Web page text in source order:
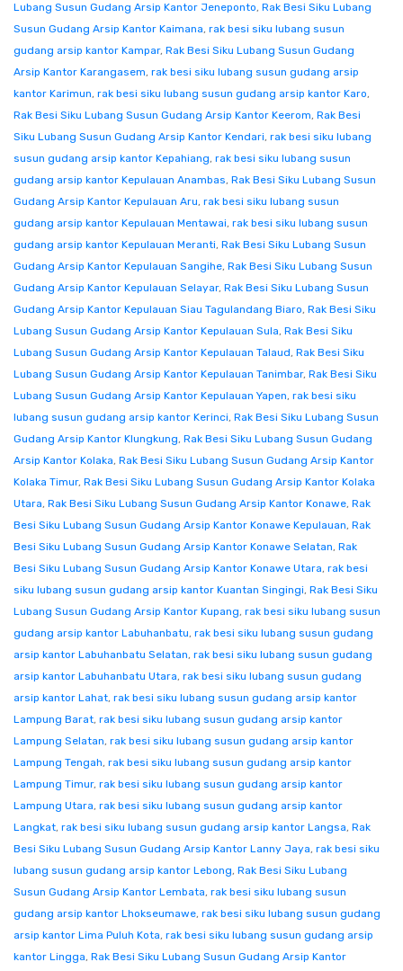
Lubang Susun Gudang Arsip Kantor Jeneponto, Rak Besi Siku Lubang
Susun Gudang Arsip Kantor Kaimana, rak besi siku lubang susun
gudang arsip kantor Kampar, Rak Besi Siku Lubang Susun Gudang
Arsip Kantor Karangasem, rak besi siku lubang susun gudang arsip
kantor Karimun, rak besi siku lubang susun gudang arsip kantor Karo,
Rak Besi Siku Lubang Susun Gudang Arsip Kantor Keerom, Rak Besi
Siku Lubang Susun Gudang Arsip Kantor Kendari, rak besi siku lubang
susun gudang arsip kantor Kepahiang, rak besi siku lubang susun
gudang arsip kantor Kepulauan Anambas, Rak Besi Siku Lubang Susun
Gudang Arsip Kantor Kepulauan Aru, rak besi siku lubang susun
gudang arsip kantor Kepulauan Mentawai, rak besi siku lubang susun
gudang arsip kantor Kepulauan Meranti, Rak Besi Siku Lubang Susun
Gudang Arsip Kantor Kepulauan Sangihe, Rak Besi Siku Lubang Susun
Gudang Arsip Kantor Kepulauan Selayar, Rak Besi Siku Lubang Susun
Gudang Arsip Kantor Kepulauan Siau Tagulandang Biaro, Rak Besi Siku
Lubang Susun Gudang Arsip Kantor Kepulauan Sula, Rak Besi Siku
Lubang Susun Gudang Arsip Kantor Kepulauan Talaud, Rak Besi Siku
Lubang Susun Gudang Arsip Kantor Kepulauan Tanimbar, Rak Besi Siku
Lubang Susun Gudang Arsip Kantor Kepulauan Yapen, rak besi siku
lubang susun gudang arsip kantor Kerinci, Rak Besi Siku Lubang Susun
Gudang Arsip Kantor Klungkung, Rak Besi Siku Lubang Susun Gudang
Arsip Kantor Kolaka, Rak Besi Siku Lubang Susun Gudang Arsip Kantor
Kolaka Timur, Rak Besi Siku Lubang Susun Gudang Arsip Kantor Kolaka
Utara, Rak Besi Siku Lubang Susun Gudang Arsip Kantor Konawe, Rak
Besi Siku Lubang Susun Gudang Arsip Kantor Konawe Kepulauan, Rak
Besi Siku Lubang Susun Gudang Arsip Kantor Konawe Selatan, Rak
Besi Siku Lubang Susun Gudang Arsip Kantor Konawe Utara, rak besi
siku lubang susun gudang arsip kantor Kuantan Singingi, Rak Besi Siku
Lubang Susun Gudang Arsip Kantor Kupang, rak besi siku lubang susun
gudang arsip kantor Labuhanbatu, rak besi siku lubang susun gudang
arsip kantor Labuhanbatu Selatan, rak besi siku lubang susun gudang
arsip kantor Labuhanbatu Utara, rak besi siku lubang susun gudang
arsip kantor Lahat, rak besi siku lubang susun gudang arsip kantor
Lampung Barat, rak besi siku lubang susun gudang arsip kantor
Lampung Selatan, rak besi siku lubang susun gudang arsip kantor
Lampung Tengah, rak besi siku lubang susun gudang arsip kantor
Lampung Timur, rak besi siku lubang susun gudang arsip kantor
Lampung Utara, rak besi siku lubang susun gudang arsip kantor
Langkat, rak besi siku lubang susun gudang arsip kantor Langsa, Rak
Besi Siku Lubang Susun Gudang Arsip Kantor Lanny Jaya, rak besi siku
lubang susun gudang arsip kantor Lebong, Rak Besi Siku Lubang
Susun Gudang Arsip Kantor Lembata, rak besi siku lubang susun
gudang arsip kantor Lhokseumawe, rak besi siku lubang susun gudang
arsip kantor Lima Puluh Kota, rak besi siku lubang susun gudang arsip
kantor Lingga, Rak Besi Siku Lubang Susun Gudang Arsip Kantor